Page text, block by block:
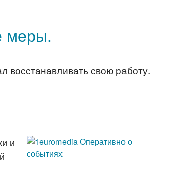
меры.
восстанавливать свою работу.
и